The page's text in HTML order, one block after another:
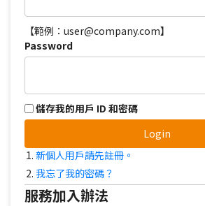
【範例：user@company.com】
Password
儲存我的用戶 ID 和密碼
Login
新個人用戶請先註冊。
我忘了我的密碼？
服務加入辦法